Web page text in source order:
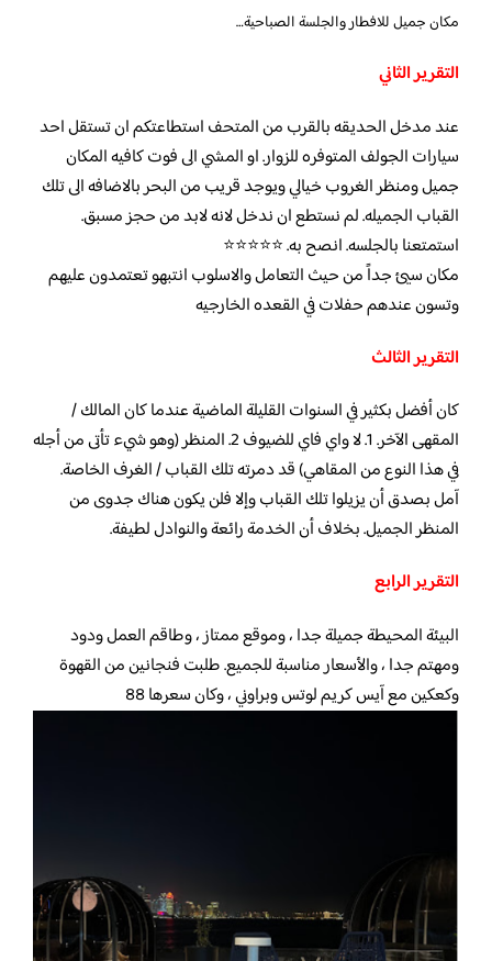
مكان جميل للافطار والجلسة الصباحية…
التقرير الثاني
عند مدخل الحديقه بالقرب من المتحف استطاعتكم ان تستقل احد
سيارات الجولف المتوفره للزوار. او المشي الى فوت كافيه المكان
جميل ومنظر الغروب خيالي ويوجد قريب من البحر بالاضافه الى تلك
القباب الجميله. لم نستطع ان ندخل لانه لابد من حجز مسبق.
استمتعنا بالجلسه. انصح به. ⭐️⭐️⭐️⭐️⭐️
مكان سيئ جداً من حيث التعامل والاسلوب انتبهو تعتمدون عليهم
وتسون عندهم حفلات في القعده الخارجيه
التقرير الثالث
كان أفضل بكثير في السنوات القليلة الماضية عندما كان المالك /
المقهى الآخر. 1. لا واي فاي للضيوف 2. المنظر (وهو شيء تأتى من أجله
في هذا النوع من المقاهي) قد دمرته تلك القباب / الغرف الخاصة.
آمل بصدق أن يزيلوا تلك القباب وإلا فلن يكون هناك جدوى من
المنظر الجميل. بخلاف أن الخدمة رائعة والنوادل لطيفة.
التقرير الرابع
البيئة المحيطة جميلة جدا ، وموقع ممتاز ، وطاقم العمل ودود
ومهتم جدا ، والأسعار مناسبة للجميع. طلبت فنجانين من القهوة
وكعكين مع آيس كريم لوتس وبراوني ، وكان سعرها 88